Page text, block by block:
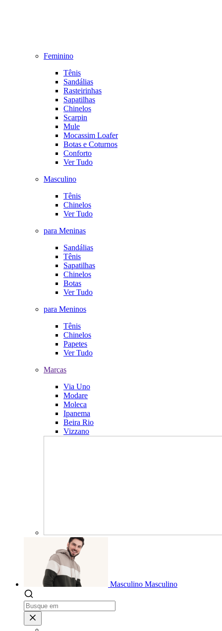
Feminino
Tênis
Sandálias
Rasteirinhas
Sapatilhas
Chinelos
Scarpin
Mule
Mocassim Loafer
Botas e Coturnos
Conforto
Ver Tudo
Masculino
Tênis
Chinelos
Ver Tudo
para Meninas
Sandálias
Tênis
Sapatilhas
Chinelos
Botas
Ver Tudo
para Meninos
Tênis
Chinelos
Papetes
Ver Tudo
Marcas
Via Uno
Modare
Moleca
Ipanema
Beira Rio
Vizzano
Masculino Masculino